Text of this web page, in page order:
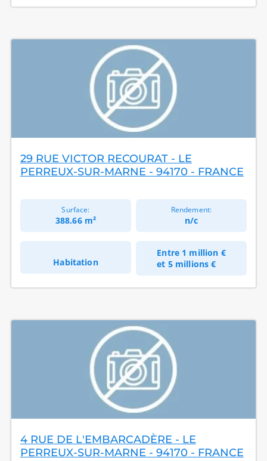
29 RUE VICTOR RECOURAT - LE
PERREUX-SUR-MARNE - 94170 - FRANCE
Surface:
388.66 m²
Rendement:
n/c
Habitation
Entre 1 million €
et 5 millions €
4 RUE DE L'EMBARCADÈRE - LE
PERREUX-SUR-MARNE - 94170 - FRANCE